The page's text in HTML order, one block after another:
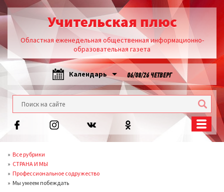
Учительская плюс
Областная еженедельная общественная информационно-
образовательная газета
Календарь 06/08/26 ЧЕТВЕРГ
Все рубрики
СТРАНА И МЫ
Профессиональное содружество
Мы умеем побеждать